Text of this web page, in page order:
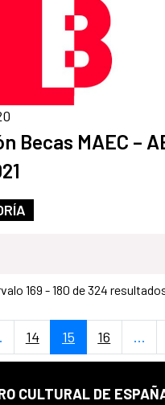
Becas MAEC –
169 - 180 de 324
intermedias Use
Página
14 Página
15 Página
16 ...
CULTURAL DE